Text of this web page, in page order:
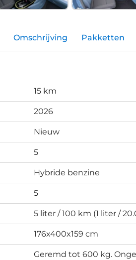
Omschrijving Pakketten
15 km
2026
Nieuw
5
Hybride benzine
5
5 liter / 100 km (1 liter /
176x400x159 cm
Geremd tot 600 kg.